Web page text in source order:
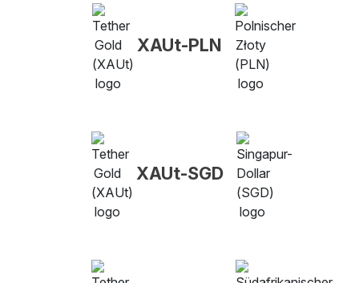
XAUt-PLN
XAUt-SGD